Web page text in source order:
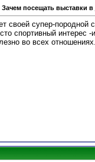
Зачем посещать выставки в
своей супер-породной
спортивный интерес
во всех